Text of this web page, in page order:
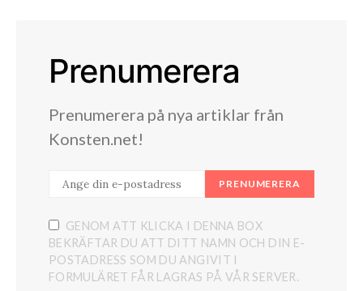
Prenumerera
Prenumerera på nya artiklar från
Konsten.net!
PRENUMERERA
GENOM ATT KLICKA I DENNA BOX
BEKRÄFTAR DU ATT DITT NAMN OCH DIN E-
POSTADRESS SOM DU ANGIVIT I
FORMULÄRET FÅR LAGRAS PÅ VÅR SERVER.